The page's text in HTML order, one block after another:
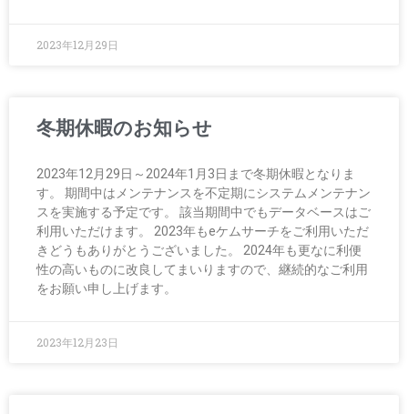
2023年12月29日
冬期休暇のお知らせ
2023年12月29日～2024年1月3日まで冬期休暇となりま
す。 期間中はメンテナンスを不定期にシステムメンテナン
スを実施する予定です。 該当期間中でもデータベースはご
利用いただけます。 2023年もeケムサーチをご利用いただ
きどうもありがとうございました。 2024年も更なに利便
性の高いものに改良してまいりますので、継続的なご利用
をお願い申し上げます。
2023年12月23日